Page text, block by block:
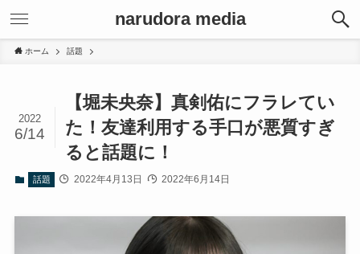
narudora media
ホーム 話題
【堀未央奈】真剣佑にフラレてい
た！友達利用する手口が悪質すぎ
ると話題に！
2022
6/14
話題 2022年4月13日 2022年6月14日